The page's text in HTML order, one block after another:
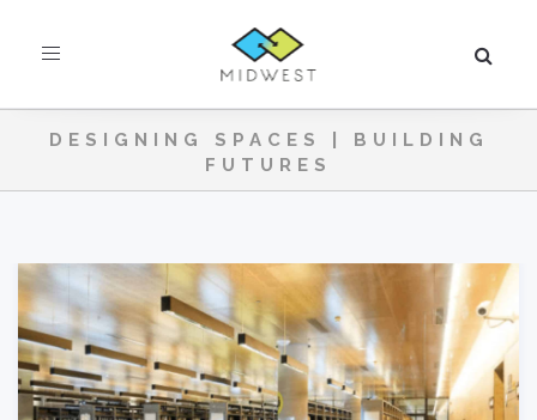
Toggle
DESIGNING SPACES | BUILDING
FUTURES